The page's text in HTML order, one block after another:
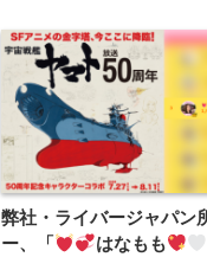
弊社・ライバージャパン
ー、「
はなもも